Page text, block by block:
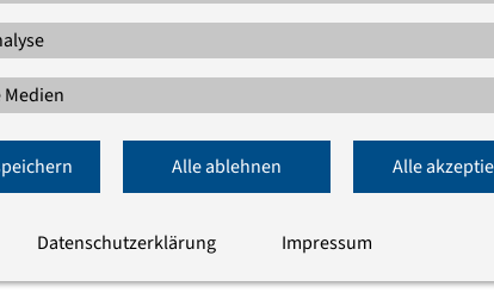
in der meist zwei Expert*innen
Kirsten Fehrs und
sprechen Antje Heider-Rottwilm
and Peacesowie der EKD-
Medien
Alle ablehnen Alle
Datenschutzerklärung Impressum